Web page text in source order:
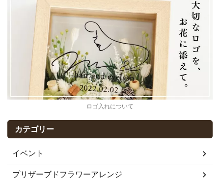
ロゴ入れについて
カテゴリー
イベント
プリザーブドフラワーアレンジ